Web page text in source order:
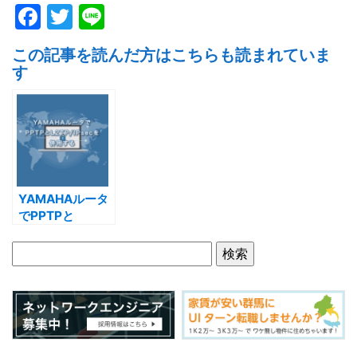
F
a
c
e
b
o
o
k
T
w
itt
er
n
e
この記事を読んだ方はこちらも読まれていま
す
YAMAHAルータ
でPPTPと